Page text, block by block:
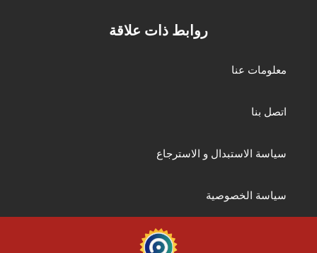
روابط ذات علاقة
معلومات عنا
اتصل بنا
سياسة الاستبدال و الاسترجاع
سياسة الخصوصية